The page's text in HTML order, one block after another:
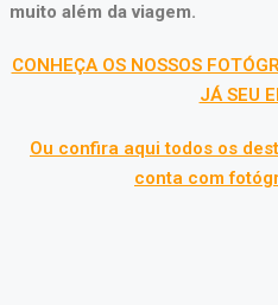
muito além da viagem.
CONHEÇA OS NOSSOS
JÁ SEU
Ou confira aqui todos os
conta com